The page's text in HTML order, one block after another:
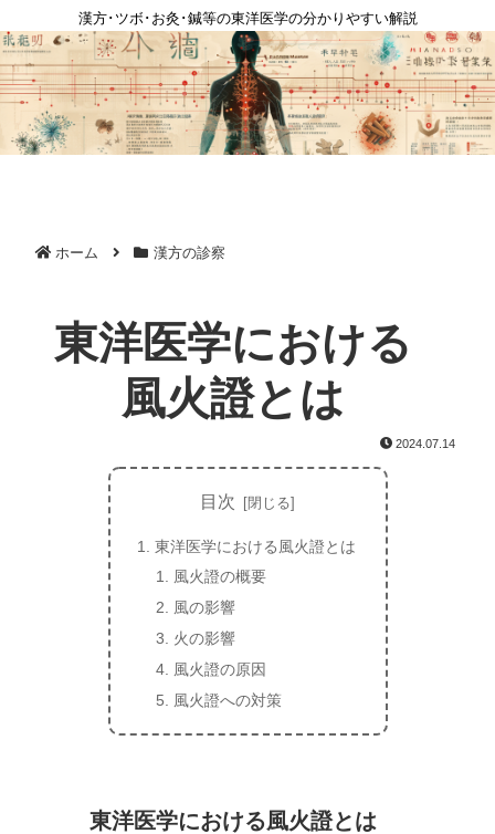
漢方･ツボ･お灸･鍼等の東洋医学の分かりやすい解説
ホーム 漢方の診察
東洋医学における
風火證とは
2024.07.14
目次
東洋医学における風火證とは
風火證の概要
風の影響
火の影響
風火證の原因
風火證への対策
東洋医学における風火證とは